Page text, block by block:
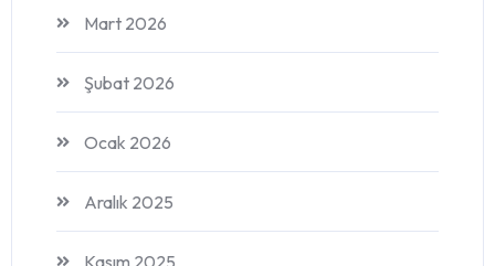
Mart 2026
Şubat 2026
Ocak 2026
Aralık 2025